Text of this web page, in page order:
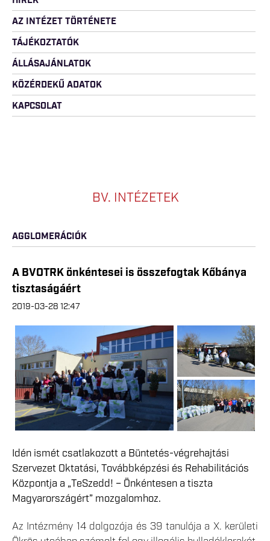
AZ INTÉZET TÖRTÉNETE
TÁJÉKOZTATÓK
ÁLLÁSAJÁNLATOK
KÖZÉRDEKŰ ADATOK
KAPCSOLAT
BV. INTÉZETEK
AGGLOMERÁCIÓK
A BVOTRK önkéntesei is összefogtak Kőbánya
tisztaságáért
2019-03-28 12:47
Idén ismét csatlakozott a Büntetés-végrehajtási
Szervezet Oktatási, Továbbképzési és Rehabilitációs
Központja a „TeSzedd! – Önkéntesen a tiszta
Magyarországért” mozgalomhoz.
Az Intézmény 14 dolgozója és 39 tanulója a X. kerületi